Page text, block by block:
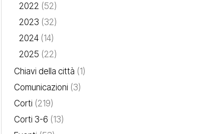
2022 (52)
2023 (32)
2024(14)
2025 (22)
Chiavi della città (1)
Comunicazioni (3)
Corti (219)
Corti 3-6 (13)